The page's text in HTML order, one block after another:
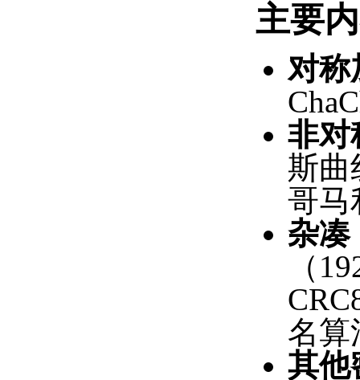
主要
对称
非对
斯曲
哥马
杂凑
（
名算
其他